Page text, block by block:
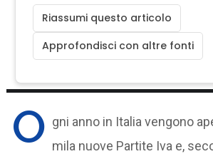
Riassumi questo articolo
Approfondisci con altre fonti
O gni anno in Italia vengono
mila nuove Partite Iva e,